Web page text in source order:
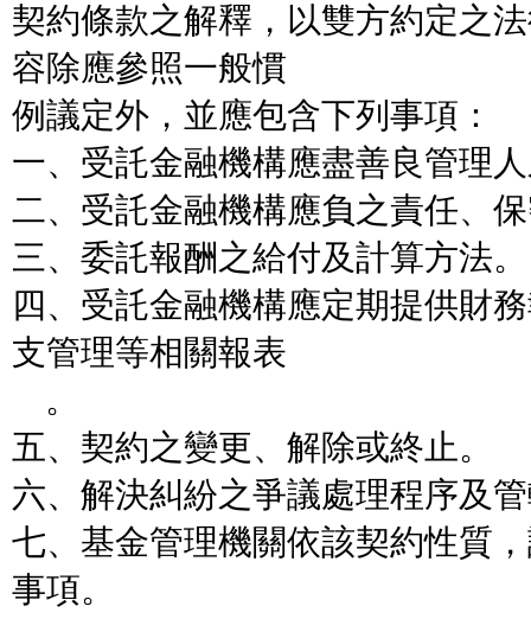
契約條款之解釋，以雙方約定之
容除應參照一般慣
例議定外，並應包含下列事項：
一、受託金融機構應盡善良管理
二、受託金融機構應負之責任、
三、委託報酬之給付及計算方法。
四、受託金融機構應定期提供財
支管理等相關報表
。
五、契約之變更、解除或終止。
六、解決糾紛之爭議處理程序及
七、基金管理機關依該契約性質
事項。